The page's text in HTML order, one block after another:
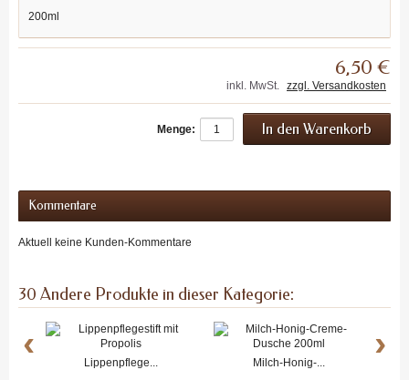
200ml
6,50 €
inkl. MwSt. zzgl. Versandkosten
Menge:
Kommentare
Aktuell keine Kunden-Kommentare
30 Andere Produkte in dieser Kategorie:
Lippenpflege... Milch-Honig-...
‹ ›